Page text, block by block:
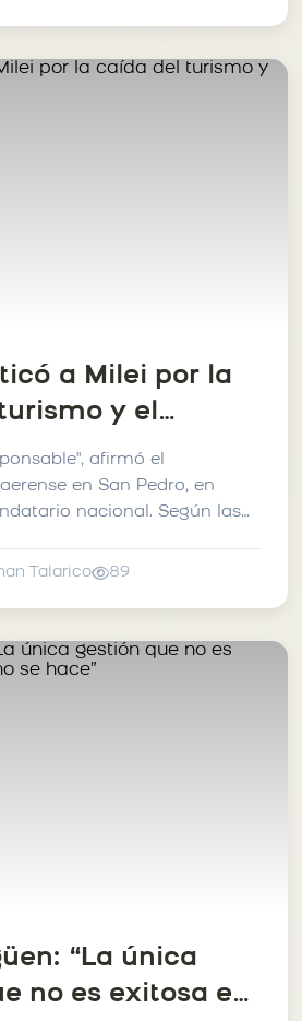
a Milei por la
y el
afirmó el
en San Pedro, en
nacional. Según las
Talarico 89
“La única
no es exitosa es